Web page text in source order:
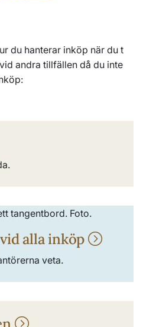
du hanterar inköp när du t
andra tillfällen då du inte
alla inköp
veta.